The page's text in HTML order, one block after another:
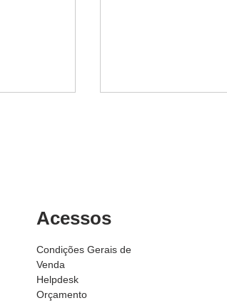
industrial?
Acessos
Condições Gerais de
Venda
Helpdesk
Orçamento